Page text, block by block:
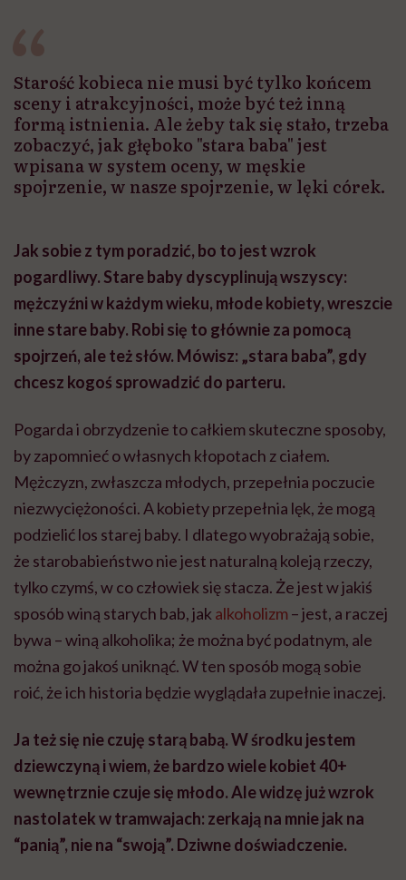
Starość kobieca nie musi być tylko końcem
sceny i atrakcyjności, może być też inną
formą istnienia. Ale żeby tak się stało, trzeba
zobaczyć, jak głęboko "stara baba" jest
wpisana w system oceny, w męskie
spojrzenie, w nasze spojrzenie, w lęki córek.
Jak sobie z tym poradzić, bo to jest wzrok
pogardliwy. Stare baby dyscyplinują wszyscy:
mężczyźni w każdym wieku, młode kobiety, wreszcie
inne stare baby. Robi się to głównie za pomocą
spojrzeń, ale też słów. Mówisz: „stara baba”, gdy
chcesz kogoś sprowadzić do parteru.
Pogarda i obrzydzenie to całkiem skuteczne sposoby,
by zapomnieć o własnych kłopotach z ciałem.
Mężczyzn, zwłaszcza młodych, przepełnia poczucie
niezwyciężoności. A kobiety przepełnia lęk, że mogą
podzielić los starej baby. I dlatego wyobrażają sobie,
że starobabieństwo nie jest naturalną koleją rzeczy,
tylko czymś, w co człowiek się stacza. Że jest w jakiś
sposób winą starych bab, jak alkoholizm – jest, a raczej
bywa – winą alkoholika; że można być podatnym, ale
można go jakoś uniknąć. W ten sposób mogą sobie
roić, że ich historia będzie wyglądała zupełnie inaczej.
Ja też się nie czuję starą babą. W środku jestem
dziewczyną i wiem, że bardzo wiele kobiet 40+
wewnętrznie czuje się młodo. Ale widzę już wzrok
nastolatek w tramwajach: zerkają na mnie jak na
“panią”, nie na “swoją”. Dziwne doświadczenie.